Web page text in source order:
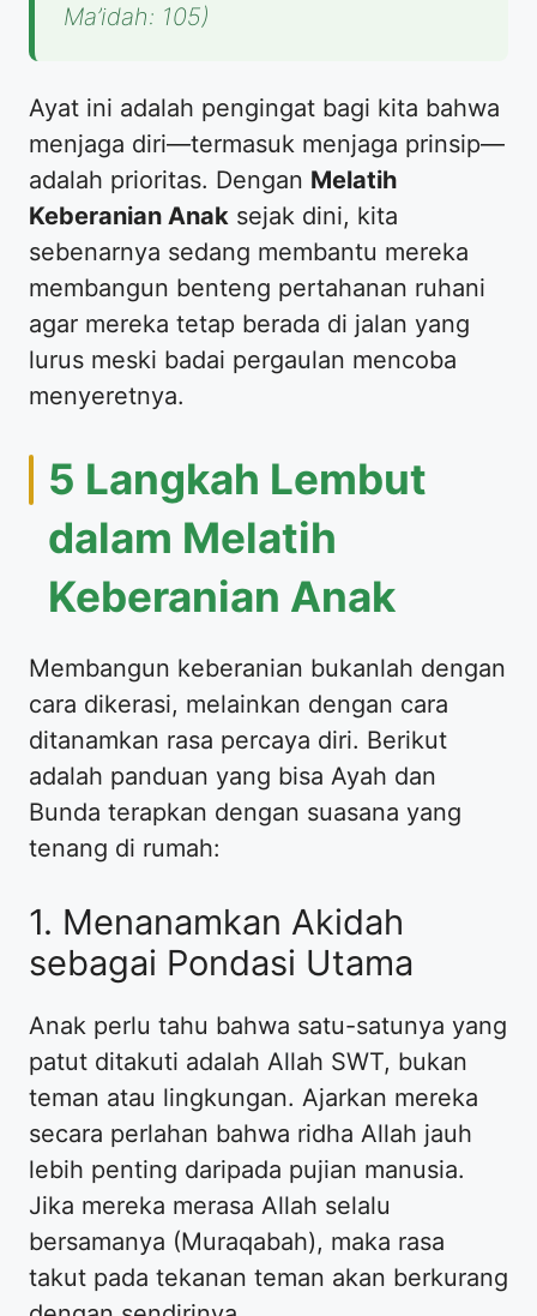
Ma’idah: 105)
​Ayat ini adalah pengingat bagi kita bahwa
menjaga diri—termasuk menjaga prinsip—
adalah prioritas. Dengan Melatih
Keberanian Anak sejak dini, kita
sebenarnya sedang membantu mereka
membangun benteng pertahanan ruhani
agar mereka tetap berada di jalan yang
lurus meski badai pergaulan mencoba
menyeretnya.
​5 Langkah Lembut
dalam Melatih
Keberanian Anak
​Membangun keberanian bukanlah dengan
cara dikerasi, melainkan dengan cara
ditanamkan rasa percaya diri. Berikut
adalah panduan yang bisa Ayah dan
Bunda terapkan dengan suasana yang
tenang di rumah:
​1. Menanamkan Akidah
sebagai Pondasi Utama
​Anak perlu tahu bahwa satu-satunya yang
patut ditakuti adalah Allah SWT, bukan
teman atau lingkungan. Ajarkan mereka
secara perlahan bahwa ridha Allah jauh
lebih penting daripada pujian manusia.
Jika mereka merasa Allah selalu
bersamanya (Muraqabah), maka rasa
takut pada tekanan teman akan berkurang